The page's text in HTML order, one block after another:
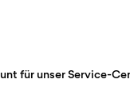
für unser Service-